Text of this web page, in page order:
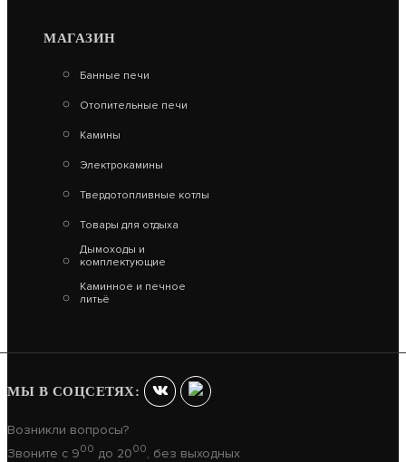
ОТОПИТЕЛЬНЫЙ КОТЕЛ СПУТНИК-6 ЧЕРНЫЙ
12 470
МАГАЗИН
Банные печи
Отопительные печи
Камины
Электрокамины
Твердотопливные котлы
Товары для отдыха
Дымоходы и
комплектующие
Каминное и печное
литьё
МЫ В СОЦСЕТЯХ:
Возникли вопросы?
Звоните с 900 до 2000, без выходных